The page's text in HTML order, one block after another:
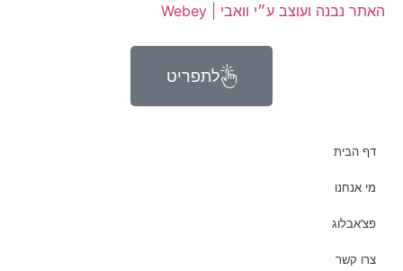
האתר נבנה ועוצב ע״י וואבי | Webey
לתפריט
דף הבית
מי אנחנו
פצ’אבלוג
צרו קשר